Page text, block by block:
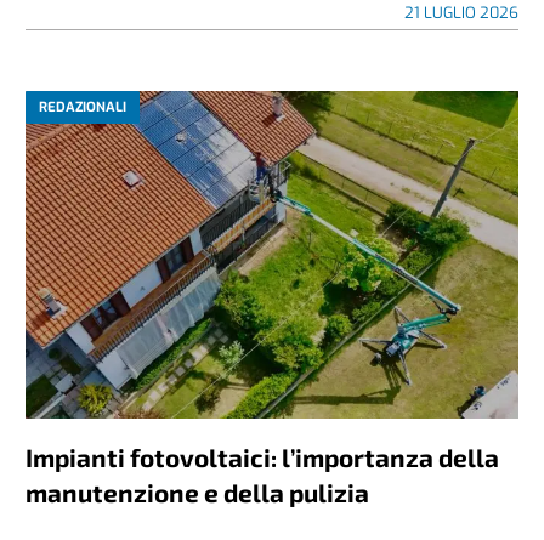
21 LUGLIO 2026
REDAZIONALI
Impianti fotovoltaici: l’importanza della
manutenzione e della pulizia